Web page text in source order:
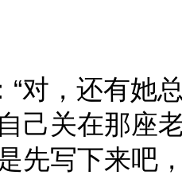
对，还有她
己关在那座
先写下来吧